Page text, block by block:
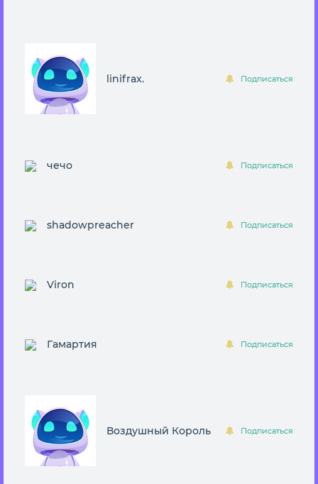
linifrax. Подписаться
чечо Подписаться
shadowpreacher Подписаться
Viron Подписаться
Гамартия Подписаться
Воздушный Король Подписаться